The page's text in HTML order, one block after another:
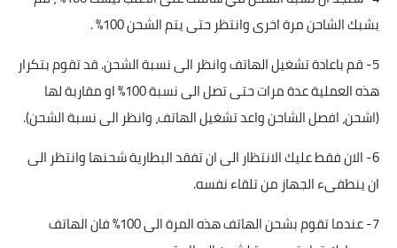
بشبك الشاحن مرة اخرى وانتظر حتى يتم الشحن 100% .
5- قم باعادة تشغيل الهاتف وانظر الى نسبة الشحن. قد تقوم بتكرار
هذه العملية عدة مرات حتى تصل الى نسبة 100% او مقاربة لها
(اشحن، افصل الشاحن واعد تشغيل الهاتف، وانظر الى نسبة الشحن).
6- الان فقط عليك الانتظار الى ان تفقد البطارية شحنها وانتظر الى
ان ينطفىء الجهاز من تلقاء نفسه.
7- عندما تقوم بشحن الهاتف هذه المرة الى 100% فان الهاتف